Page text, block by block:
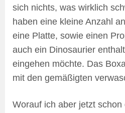
sich nichts, was wirklich
haben eine kleine Anzahl
eine Platte, sowie einen
auch ein Dinosaurier
eingehen möchte. Das
mit den gemäßigten
Worauf ich aber jetzt